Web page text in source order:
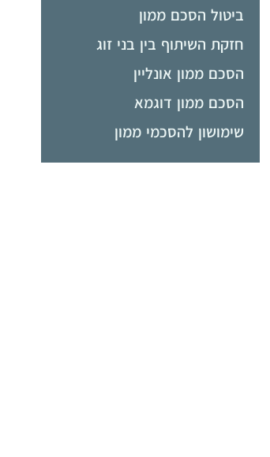
ביטול הסכם ממון
חזקת השיתוף בין בני זוג
הסכם ממון אונליין
הסכם ממון דוגמא
שימושון להסכמי ממון